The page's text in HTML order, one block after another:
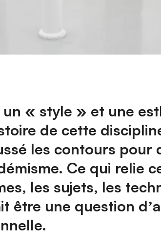
« style » et une
de cette
les contours pour
Ce qui relie
les sujets, les
être une question